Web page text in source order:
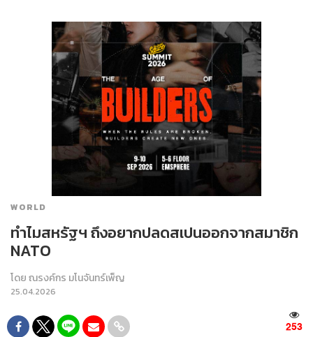
WORLD
ทำไมสหรัฐฯ ถึงอยากปลดสเปนออกจากสมาชิก
NATO
โดยณรงค์กร มโนจันทร์เพ็ญ
25.04.2026
253